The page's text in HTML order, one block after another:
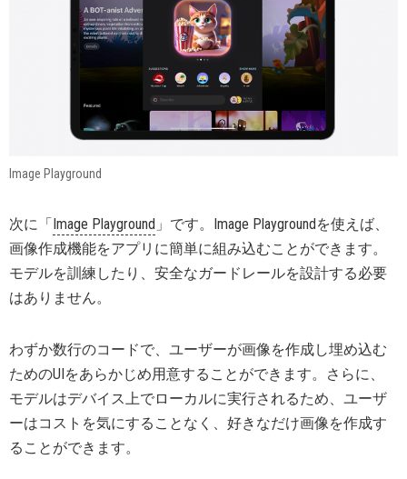
Image Playground
次に「Image Playground 」です。Image Playgroundを使えば、
画像作成機能をアプリに簡単に組み込むことができます。
モデルを訓練したり、安全なガードレールを設計する必要
はありません。
わずか数行のコードで、ユーザーが画像を作成し埋め込む
ためのUIをあらかじめ用意することができます。さらに、
モデルはデバイス上でローカルに実行されるため、ユーザ
ーはコストを気にすることなく、好きなだけ画像を作成す
ることができます。